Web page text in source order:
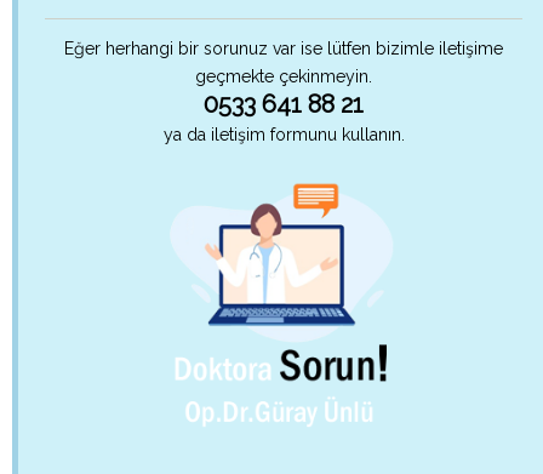
Eğer herhangi bir sorunuz var ise lütfen bizimle iletişime
geçmekte çekinmeyin.
0533 641 88 21
ya da iletişim formunu kullanın.